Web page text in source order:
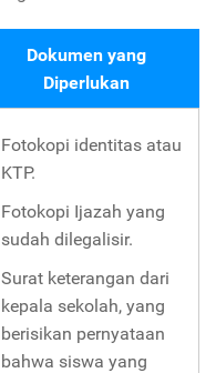
Dokumen yang
Diperlukan
Fotokopi identitas atau
KTP.
Fotokopi Ijazah yang
sudah dilegalisir.
Surat keterangan dari
kepala sekolah, yang
berisikan pernyataan
bahwa siswa yang